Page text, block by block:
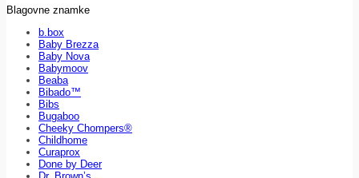
Blagovne znamke
b.box
Baby Brezza
Baby Nova
Babymoov
Beaba
Bibado™
Bibs
Bugaboo
Cheeky Chompers®
Childhome
Curaprox
Done by Deer